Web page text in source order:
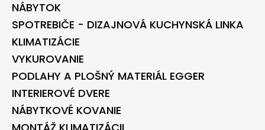
NÁBYTOK
SPOTREBIČE - DIZAJNOVÁ KUCHYNSKÁ LINKA
KLIMATIZÁCIE
VYKUROVANIE
PODLAHY A PLOŠNÝ MATERIÁL EGGER
INTERIEROVÉ DVERE
NÁBYTKOVÉ KOVANIE